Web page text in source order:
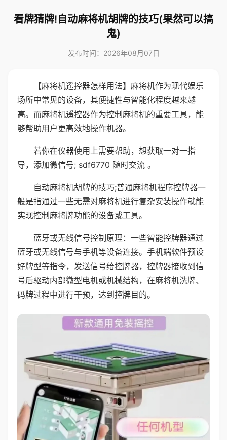
看牌猜牌!自动麻将机胡牌的技巧(果然可以搞
鬼)
发布时间：2026年08月07日
【麻将机遥控器怎样用法】麻将机作为现代娱乐
场所中常见的设备，其便捷性与智能化程度越来越
高。而麻将机遥控器作为控制麻将机的重要工具，能
够帮助用户更高效地操作机器。
若你在仪器使用上需要帮助，想获取一对一指
导，添加微信号; sdf6770 随时交流 。
自动麻将机胡牌的技巧;普通麻将机程序控牌器一
般是指通过一些无需对麻将机进行复杂安装操作就能
实现控制麻将牌功能的设备或工具。
蓝牙或无线信号控制原理：一些智能控牌器通过
蓝牙或无线信号与手机等设备连接。手机端软件预设
好牌型等指令，发送信号给控牌器，控牌器接收到信
号后驱动内部微型电机或机械结构，在麻将机洗牌、
码牌过程中进行干预，达到控牌目的。